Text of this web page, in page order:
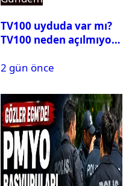
TV100 uyduda var mı?
TV100 neden açılmıyor?
2 gün önce